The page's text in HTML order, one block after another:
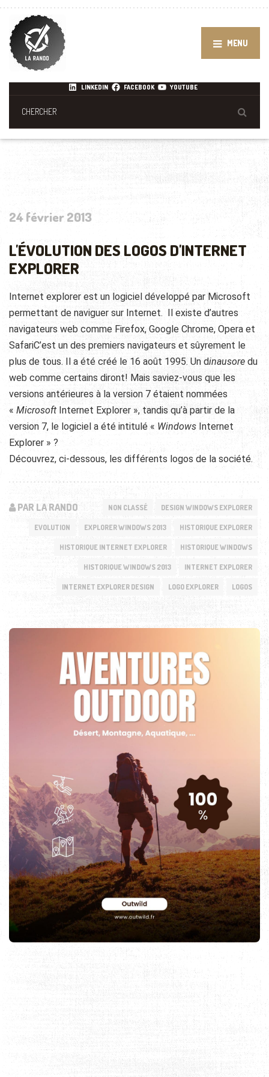
MENU
LINKEDIN FACEBOOK YOUTUBE
24 février 2013
L'ÉVOLUTION DES LOGOS D'INTERNET
EXPLORER
Internet explorer est un logiciel développé par Microsoft
permettant de naviguer sur Internet. Il existe d’autres
navigateurs web comme Firefox, Google Chrome, Opera et
SafariC’est un des premiers navigateurs et sûyrement le
plus de tous. Il a été créé le 16 août 1995. Un dinausore du
web comme certains diront! Mais saviez-vous que les
versions antérieures à la version 7 étaient nommées
« Microsoft Internet Explorer », tandis qu’à partir de la
version 7, le logiciel a été intitulé « Windows Internet
Explorer » ?
Découvrez, ci-dessous, les différents logos de la société.
PAR LA RANDO NON CLASSÉ DESIGN WINDOWS EXPLORER
EVOLUTION EXPLORER WINDOWS 2013 HISTORIQUE EXPLORER
HISTORIQUE INTERNET EXPLORER HISTORIQUE WINDOWS
HISTORIQUE WINDOWS 2013 INTERNET EXPLORER
INTERNET EXPLORER DESIGN LOGO EXPLORER LOGOS